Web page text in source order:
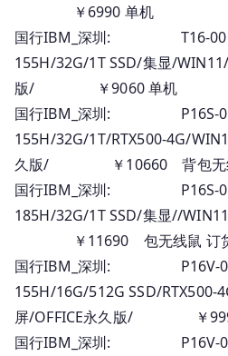
￥6990 单机
国行IBM_深圳: T16-
155H/32G/1T SSD/集显/
版/ ￥9060 单机
国行IBM_深圳: P16S-
155H/32G/1T/RTX500-4G/
久版/ ￥10660 背包无
国行IBM_深圳: P16S-
185H/32G/1T SSD/集显//
￥11690 包无线鼠 订
国行IBM_深圳: P16V-
155H/16G/512G SSD/RTX500-
屏/OFFICE永久版/ ￥9990
国行IBM_深圳: P16V-